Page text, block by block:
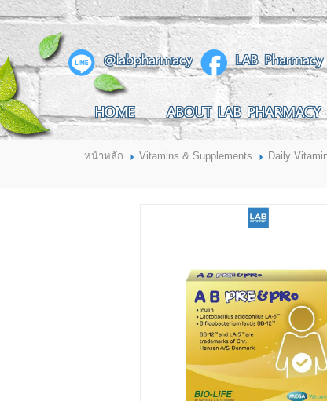
สินค้าที่สนใจ
HOME
ABOUT LAB PHARMACY
PRODUCT
BRANDS
HOW TO ORDER
แจ้งชำระเงิน
@labpharmacy LAB Pharmacy
HOME ABOUT LAB PHARMACY
หน้าหลัก Vitamins & Supplements
Daily